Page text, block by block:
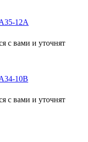
12A
с вами и уточнят
10B
с вами и уточнят